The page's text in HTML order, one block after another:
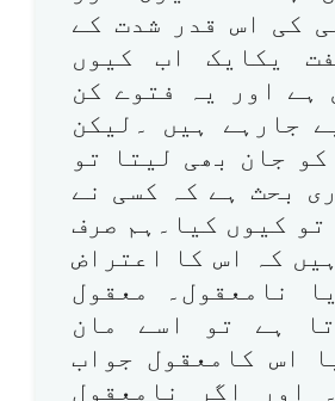
کی اس قدر شدت کے
یکایک اب کیوں
ہے اور یہ فتوے کن
جارہے ہیں ۔لیکن
کو جان بھی لیتا تو
بحث ہے کہ کسی نے
تو کیوں کیا۔ہم صرف
کہ اس کا اعتراض
نامعقول۔ معقول
ہے تو اسے مان
اس کامعقول جواب
اور اگر نامعقول